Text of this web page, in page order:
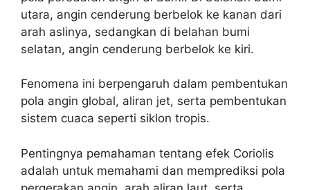
utara, angin cenderung berbelok ke kanan dari
arah aslinya, sedangkan di belahan bumi
selatan, angin cenderung berbelok ke kiri.
Fenomena ini berpengaruh dalam pembentukan
pola angin global, aliran jet, serta pembentukan
sistem cuaca seperti siklon tropis.
Pentingnya pemahaman tentang efek Coriolis
adalah untuk memahami dan memprediksi pola